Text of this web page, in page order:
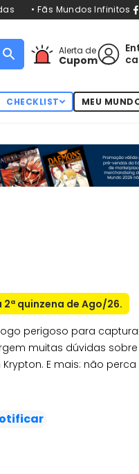
• Fãs Mundos Infinitos
Alerta de
Cupom
CHECKLIST MEU
quinzena de Ago/26.
perigoso para
muitas dúvidas
E mais: não
Uma exposição sobre o